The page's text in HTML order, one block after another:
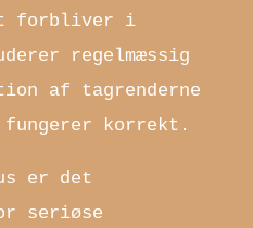
forbliver i
regelmæssig
af tagrenderne
korrekt.
er det
seriøse